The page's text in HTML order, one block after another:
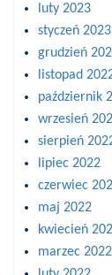
luty 2023
styczeń 2023
grudzień
listopad
październik
wrzesień
sierpień
lipiec 2022
czerwiec
maj 2022
kwiecień
marzec 2022